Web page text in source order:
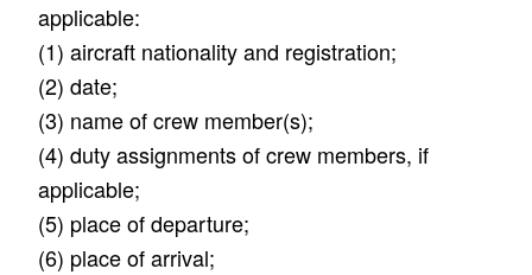
applicable:
(1) aircraft nationality and registration;
(2) date;
(3) name of crew member(s);
(4) duty assignments of crew members, if
applicable;
(5) place of departure;
(6) place of arrival;